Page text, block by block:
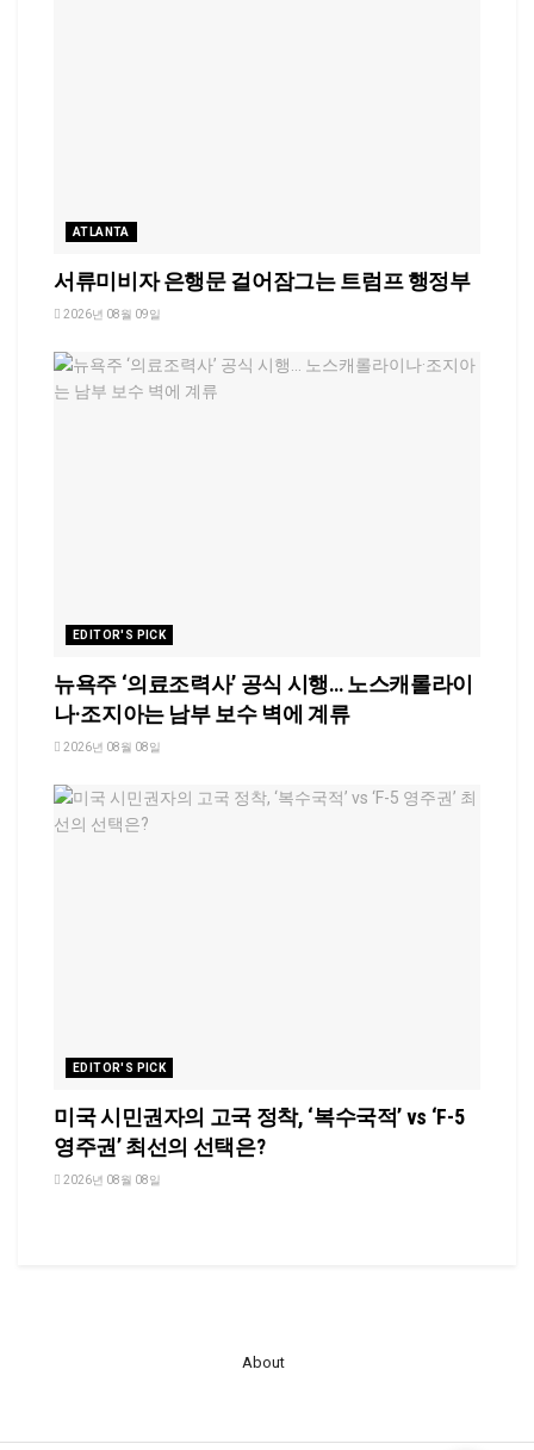
ATLANTA
서류미비자 은행문 걸어잠그는 트럼프 행정부
2026년 08월 09일
EDITOR'S PICK
뉴욕주 ‘의료조력사’ 공식 시행… 노스캐롤라이
나·조지아는 남부 보수 벽에 계류
2026년 08월 08일
EDITOR'S PICK
미국 시민권자의 고국 정착, ‘복수국적’ vs ‘F-5
영주권’ 최선의 선택은?
2026년 08월 08일
About